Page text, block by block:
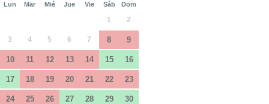
Lun Mar Mié Jue Vie Sáb Dom
1 2
3 4 5 6 7 8 9
10 11 12 13 14 15 16
17 18 19 20 21 22 23
24 25 26 27 28 29 30